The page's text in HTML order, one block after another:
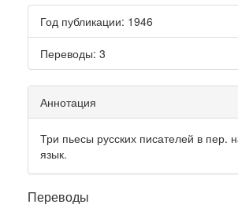
Год публикации: 1946
Переводы: 3
Аннотация
Три пьесы русских писателей в пер.
язык.
Переводы